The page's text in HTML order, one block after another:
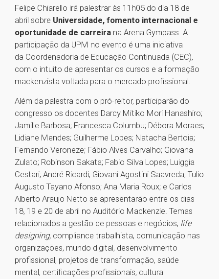
Felipe Chiarello irá palestrar às 11h05 do dia 18 de
abril sobre Universidade, fomento internacional e
oportunidade de carreira na Arena Gympass. A
participação da UPM no evento é uma iniciativa
da Coordenadoria de Educação Continuada (CEC),
com o intuito de apresentar os cursos e a formação
mackenzista voltada para o mercado profissional.
Além da palestra com o pró-reitor, participarão do
congresso os docentes Darcy Mitiko Mori Hanashiro;
Jamille Barbosa; Francesca Columbu; Débora Moraes;
Lidiane Mendes; Guilherme Lopes; Natacha Bertoia;
Fernando Veroneze; Fábio Alves Carvalho; Giovana
Zulato; Robinson Sakata; Fabio Silva Lopes; Luiggia
Cestari; André Ricardi; Giovani Agostini Saavreda; Tulio
Augusto Tayano Afonso; Ana Maria Roux; e Carlos
Alberto Araujo Netto se apresentarão entre os dias
18, 19 e 20 de abril no Auditório Mackenzie. Temas
relacionados a gestão de pessoas e negócios, life
designing, compliance trabalhista, comunicação nas
organizações, mundo digital, desenvolvimento
profissional, projetos de transformação, saúde
mental, certificações profissionais, cultura